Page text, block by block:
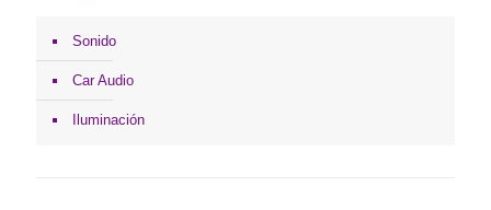
Sonido
Car Audio
Iluminación